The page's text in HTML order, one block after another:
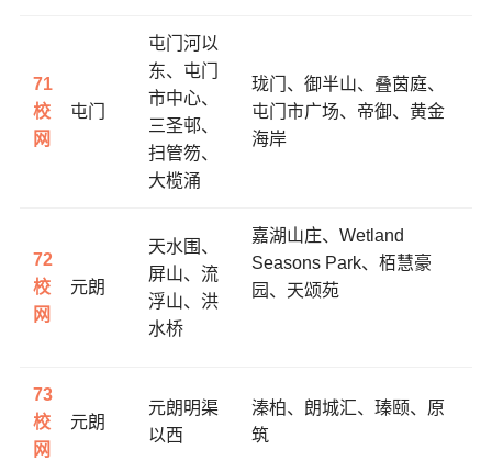
71
校
网
屯门
屯门河以
东、屯门
市中心、
三圣邨、
扫管笏、
大榄涌
珑门、御半山、叠茵庭、
屯门市广场、帝御、黄金
海岸
72
校
网
元朗
天水围、
屏山、流
浮山、洪
水桥
嘉湖山庄、 Wetland
Seasons Park、 栢慧豪
园、 天颂苑
73
校
网
元朗
元朗明渠
以西
溱柏、 朗城汇、 瑧颐、 原
筑